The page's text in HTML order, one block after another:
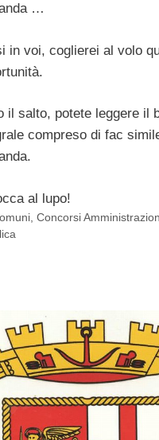
…
in voi, coglierei al volo
il salto, potete leggere il
compreso di fac
al lupo!
,Concorsi